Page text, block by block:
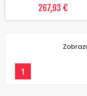
267,93 €
1